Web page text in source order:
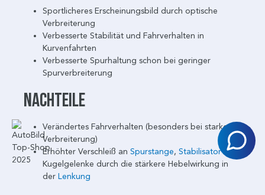
Sportlicheres Erscheinungsbild durch optische
Verbreiterung
Verbesserte Stabilität und Fahrverhalten in
Kurvenfahrten
Verbesserte Spurhaltung schon bei geringer
Spurverbreiterung
Nachteile
Verändertes Fahrverhalten (besonders bei starker
Verbreiterung)
Erhöhter Verschleiß an Spurstange, Stabilisatorund
Kugelgelenke durch die stärkere Hebelwirkung in
der Lenkung